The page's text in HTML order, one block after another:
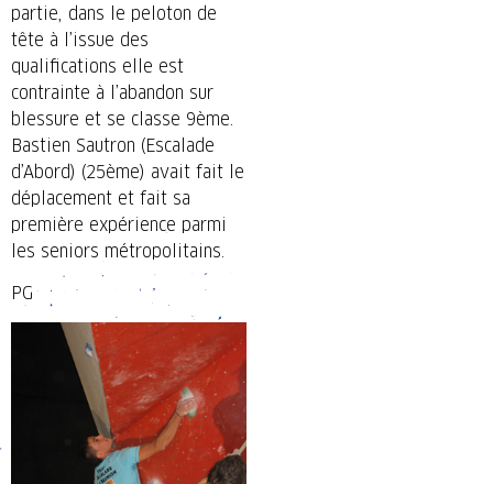
partie, dans le peloton de
tête à l’issue des
qualifications elle est
contrainte à l’abandon sur
blessure et se classe 9ème.
Bastien Sautron (Escalade
d’Abord) (25ème) avait fait le
déplacement et fait sa
première expérience parmi
les seniors métropolitains.
PG